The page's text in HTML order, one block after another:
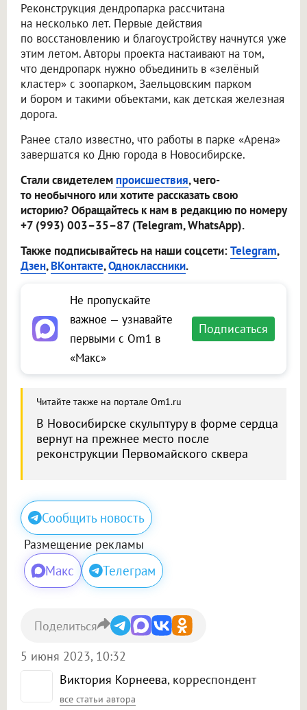
Реконструкция дендропарка рассчитана
на несколько лет. Первые действия
по восстановлению и благоустройству начнутся уже
этим летом. Авторы проекта настаивают на том,
что дендропарк нужно объединить в «зелёный
кластер» с зоопарком, Заельцовским парком
и бором и такими объектами, как детская железная
дорога.
Ранее стало известно, что работы в парке «Арена»
завершатся ко Дню города в Новосибирске.
Стали свидетелем происшествия, чего-
то необычного или хотите рассказать свою
историю? Обращайтесь к нам в редакцию по номеру
+7 (993) 003–35–87 (Telegram, WhatsApp).
Также подписывайтесь на наши соцсети:Telegram,
Дзен,ВКонтакте,Одноклассники.
Не пропускайте
важное — узнавайте
первыми с Om1 в
«Макс»
Подписаться
Читайте также на портале Om1.ru
В Новосибирске скульптуру в форме сердца
вернут на прежнее место после
реконструкции Первомайского сквера
Сообщить новость
Размещение рекламы
Макс Телеграм
Виктория Корнеева, корреспондент
все статьи автора
5 июня 2023, 10:32
Поделиться